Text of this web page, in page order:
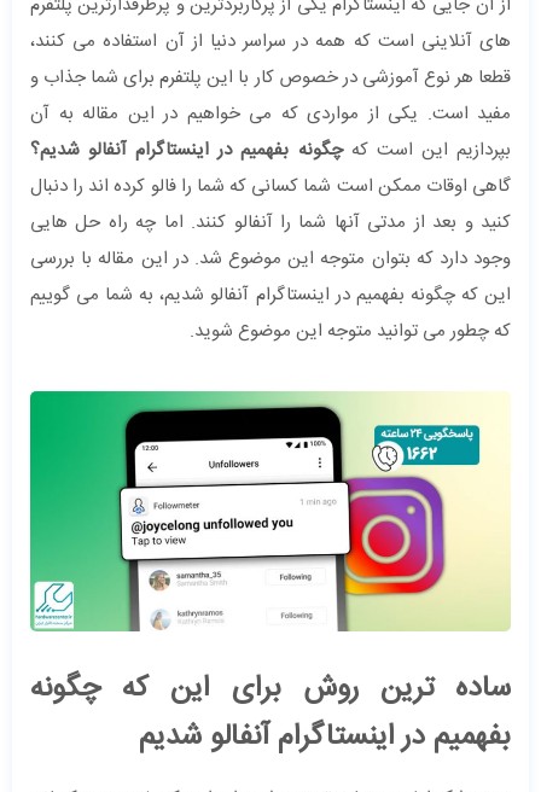
های آنلاینی است که همه در سراسر دنیا از آن استفاده می کنند،
قطعا هر نوع آموزشی در خصوص کار با این پلتفرم برای شما جذاب و
مفید است. یکی از مواردی که می خواهیم در این مقاله به آن
بپردازیم این است کهچگونه بفهمیم در اینستاگرام آنفالو شدیم؟
گاهی اوقات ممکن است شما کسانی که شما را فالو کرده اند را دنبال
کنید و بعد از مدتی آنها شما را آنفالو کنند. اما چه راه حل هایی
وجود دارد که بتوان متوجه این موضوع شد. در این مقاله با بررسی
این که چگونه بفهمیم در اینستاگرام آنفالو شدیم، به شما می گوییم
که چطور می توانید متوجه این موضوع شوید.
ساده ترین روش برای این که چگونه
بفهمیم در اینستاگرام آنفالو شدیم